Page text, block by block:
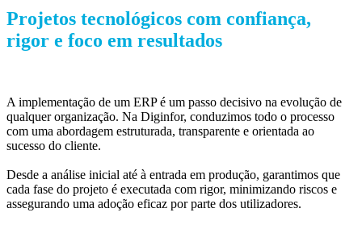
Projetos tecnológicos com confiança,
rigor e foco em resultados
A implementação de um ERP é um passo decisivo na evolução de
qualquer organização. Na Diginfor, conduzimos todo o processo
com uma abordagem estruturada, transparente e orientada ao
sucesso do cliente.
Desde a análise inicial até à entrada em produção, garantimos que
cada fase do projeto é executada com rigor, minimizando riscos e
assegurando uma adoção eficaz por parte dos utilizadores.